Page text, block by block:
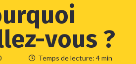
vous ?
Temps de lecture: 4 min